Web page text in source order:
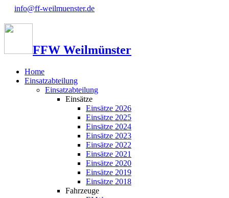
info@ff-weilmuenster.de
FFW Weilmünster
Home
Einsatzabteilung
Einsatzabteilung
Einsätze
Einsätze 2026
Einsätze 2025
Einsätze 2024
Einsätze 2023
Einsätze 2022
Einsätze 2021
Einsätze 2020
Einsätze 2019
Einsätze 2018
Fahrzeuge